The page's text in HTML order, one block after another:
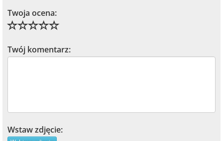
Twoja ocena:
Twój komentarz:
Wstaw zdjęcie: